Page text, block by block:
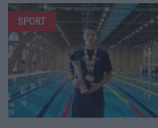
SPORT